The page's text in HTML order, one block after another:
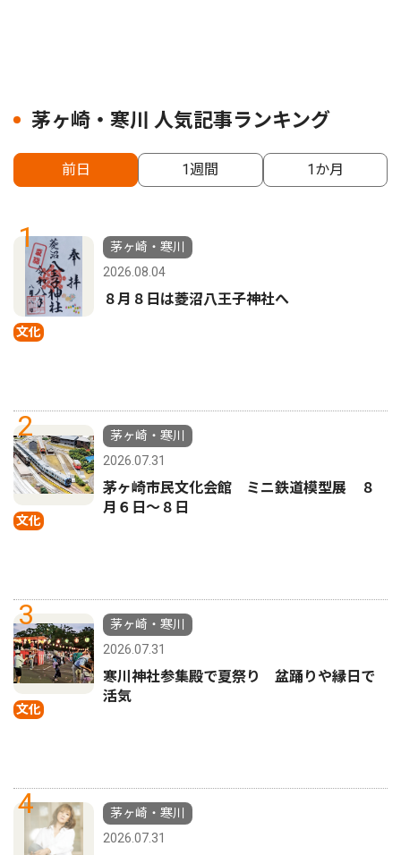
茅ヶ崎・寒川 人気記事ランキング
前日 1週間 1か月
1
文化
茅ヶ崎・寒川
2026.08.04
８月８日は菱沼八王子神社へ
2
文化
茅ヶ崎・寒川
2026.07.31
茅ヶ崎市民文化会館 ミニ鉄道模型展 ８
月６日〜８日
3
文化
茅ヶ崎・寒川
2026.07.31
寒川神社参集殿で夏祭り 盆踊りや縁日で
活気
4
茅ヶ崎・寒川
2026.07.31